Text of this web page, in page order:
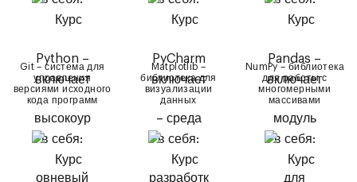
Git – система для
управления
версиями исходного
кода программ
Matplotlib –
библиотека для
визуализации
данных
NumPy – библиотека
для работы с
многомерными
массивами